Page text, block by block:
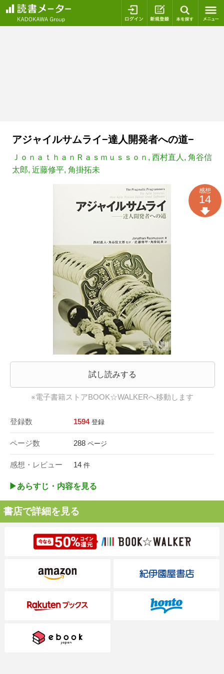
ログイン 新規登録
アジャイルサムライ−達人開発者への道−
ＪｏｎａｔｈａｎＲａｓｍｕｓｓｏｎ , 西村直人 , 角谷信
太郎, 近藤修平, 角掛拓未
試し読みする
※電子書籍ストアBOOK☆WALKERへ移動します
登録数 1594 登録
ページ数 288 ページ
感想・レビュー 14 件
感想
14
▶︎あらすじ・内容を見る
書店で詳細を見る